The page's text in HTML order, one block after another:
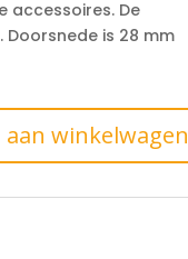
accessoires. De
is 28 mm
aan winkelwagen